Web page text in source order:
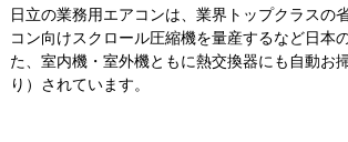
日立の業務用エアコンは、業界トップクラスの
コン向けスクロール圧縮機を量産するなど日本
た、室内機・室外機ともに熱交換器にも自動お
り）されています。